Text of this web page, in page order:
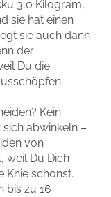
3,0 Kilogram,
sie hat einen
sie auch dann
der
Du die
Kein
abwinkeln –
von
weil Du Dich
Knie schonst.
bis zu 16